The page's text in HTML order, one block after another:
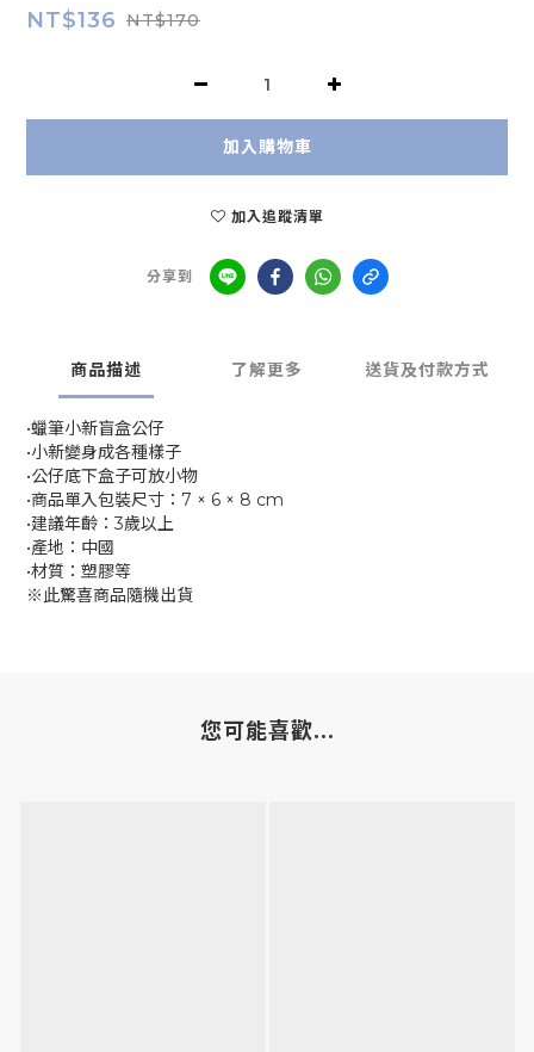
NT$136 NT$170
加入購物車
加入追蹤清單
分享到
商品描述 了解更多 送貨及付款方式
•蠟筆小新盲盒公仔
•小新變身成各種樣子
•公仔底下盒子可放小物
•商品單入包裝尺寸：7 × 6 × 8 cm
•建議年齡：3歲以上
•產地：中國
•材質：塑膠等
※此驚喜商品隨機出貨
您可能喜歡...